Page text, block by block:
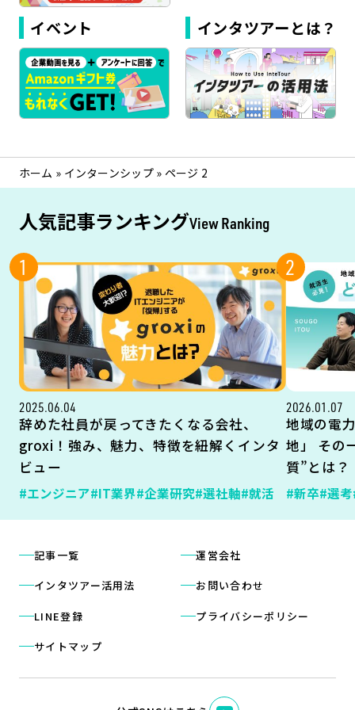
イベント インタツアーとは？
ホーム » インターンシップ» ページ 2
人気記事ランキングView Ranking
1
2025.06.04
辞めた社員が戻ってきたくなる会社、
groxi！強み、魅力、特徴を紐解くインタ
ビュー
#エンジニア#IT業界#企業研究#選社軸#就活
2
2026.01.07
地域の電
地」 その
質”とは？
#新卒#選考
記事一覧
インタツアー活用法
LINE登録
サイトマップ
運営会社
お問い合わせ
プライバシーポリシー